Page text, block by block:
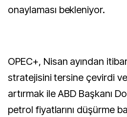
onaylaması bekleniyor.
OPEC+, Nisan ayından
stratejisini tersine çevirdi ve
artırmak ile ABD Başkanı
petrol fiyatlarını düşürme